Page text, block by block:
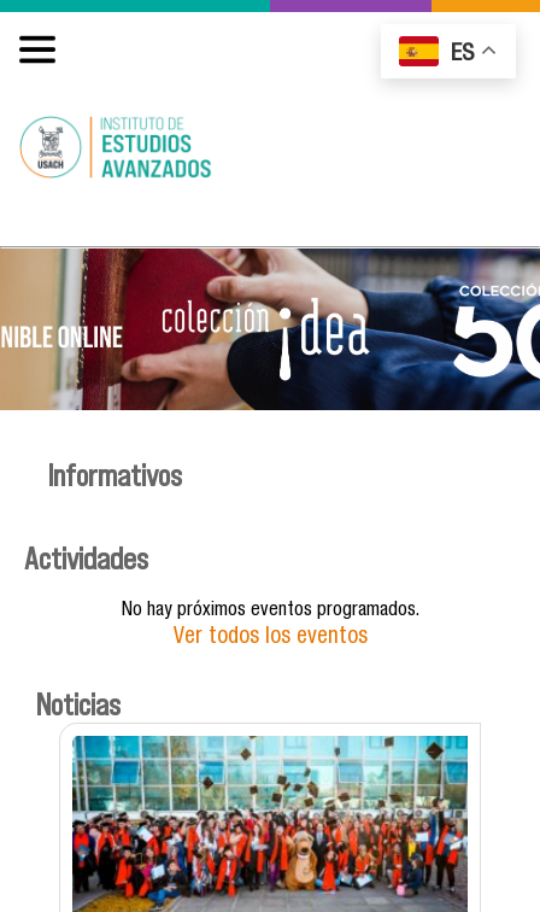
Informativos
Actividades
No hay próximos eventos programados.
Ver todos los eventos
Noticias
ES